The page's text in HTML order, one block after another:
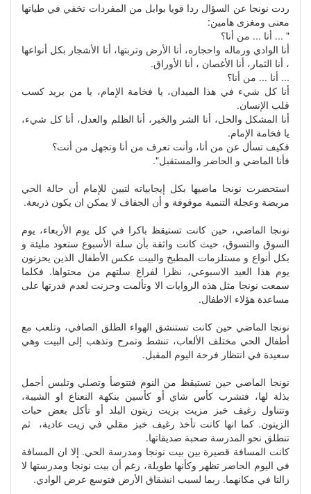
ردت نونجا عن السؤال ردا قويا بوابل من المفردات تخفي في طياتها
معنى ومغزى هامين:
" ... أنا ... من أنا؟
أنا الوادي ورماله واحجاره، أنا الأرض وتربتها، أنا الأشجار بكل أنواعها
، أنا الثمار، أنا الأغصان ، أنا الأوراق.
... أنا ... من أنا؟
أنا كل شيء في هذا الميدان، يا فخامة الإمام، يا من يريد كسب
قلب الإنسان.
أنا المشكل والحل، أنا الشر والخير، أنا الظلم والعدل، أنا كل شيء،
يا فخامة الإمام.
فكيف تسأل عن من أنا، وأنت تعرف من أنا وتجهل من أنت؟
فأنا الماضي و الحاضر والمستقبل".
استحضرت نونجا ماضيها بكل إيجابياته لتبين للإمام أن حالة الحي
مريضة وعجلة التنمية موقوفة و أن الجفاف لا يمكن ان يكون ذريعة.
نونجا الماضي، حين كانت تستيقظ باكرا في كل يوم الأربعاء، يوم
السوق والتسوق، حيث كانت واثقة بأن سلة الأسبوع ستعود مليئة و
بكل أنواع و مستلزمات المطبخ والبيت عكس الأطفال الذين يحزنون
يوم هذا العيد الاسبوعي، نظرا لفراغ سلتهم من محتواها. فكلما
سمعت نونجا مثل هذه الروايات الا وتألمت وحزنت لعدم قدرتها على
مساعدة هؤلاء الاطفال.
نونجا الماضي حين كانت تستنشق الهواء الطلق الصافي، وتلعب مع
أطفال الحي مختلف الألعاب، تنشط وتمرح وتذهب إلى البيت وهي
سعيدة في انتظار فرحة اليوم المقبل.
نونجا الماضي حين تستيقظ من النوم فتتوضأ وتصلي وتلبس أجمل
بذلة لها، فتشرب كأس شاي أو كأسين بنكهة النعناع او الشيبة،
وتتناول رغيف خبز مزيت بزيت زيتون البلد أو تأكل بعض حبات
الزيتون. كما انها كانت تأخذ رغيف خبز مقلي في زيت عادية، ثم
تنطلق نحو المدرسة صحبة صديقاتها.
كانت المسافة قصيرة بين بيت نونجا ومدرسة الحي. إلا ان المسافة
في اليوم الحاضر تظهر وكأنها طويلة، رغم أن بيت نونجا ومدرستها لا
زالتا في مكانهما. ربما لسبب انشقاق الأرض فتوسع عرض الوادي.